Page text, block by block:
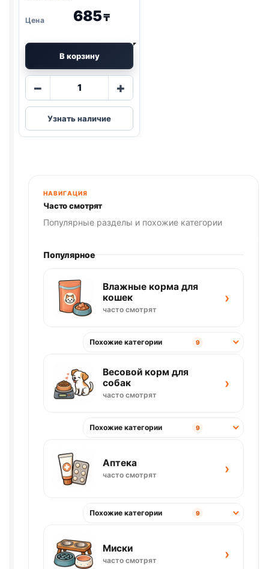
685₸
В корзину
−
Количество
Dreamies
лак.
подушечки
60г
+
Узнать наличие
НАВИГАЦИЯ
Часто смотрят
Популярные разделы и похожие категории
Популярное
Влажные корма для
кошек
часто смотрят
›
Похожие категории 9
Весовой корм для
собак
часто смотрят
›
Похожие категории 9
Аптека
часто смотрят ›
Похожие категории 9
Миски
часто смотрят ›